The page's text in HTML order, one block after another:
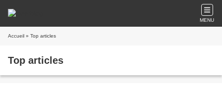
MENU
Accueil » Top articles
Top articles